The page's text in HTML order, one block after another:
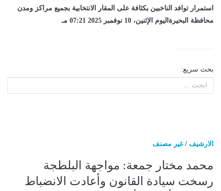
استمرار توافد الناخبين بكثافة على المقار الانتخابية بجميع مراكز ومدن
محافظة البحيرةاليوم الإثنين، 10 نوفمبر 2025 07:21 مـ
بحث سريع:
الارشيف /غير مصنف
محمد مختار جمعة: مواجهة البلطجة
رسخت سيادة القانون وأعادت الانضباط